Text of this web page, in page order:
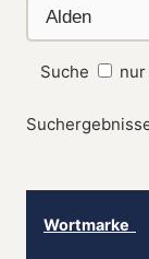
Suche
Wortmarke